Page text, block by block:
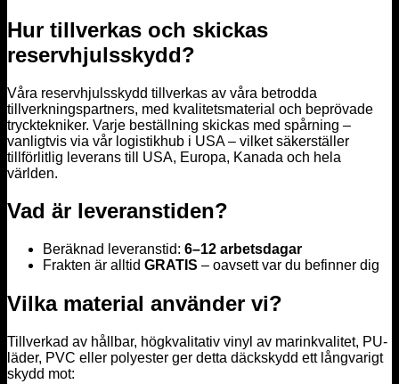
Hur tillverkas och skickas
reservhjulsskydd?
Våra reservhjulsskydd tillverkas av våra betrodda
tillverkningspartners, med kvalitetsmaterial och beprövade
trycktekniker. Varje beställning skickas med spårning –
vanligtvis via vår logistikhub i USA – vilket säkerställer
tillförlitlig leverans till USA, Europa, Kanada och hela
världen.
Vad är leveranstiden?
Beräknad leveranstid: 6–12 arbetsdagar
Frakten är alltid GRATIS – oavsett var du befinner dig
Vilka material använder vi?
Tillverkad av hållbar, högkvalitativ vinyl av marinkvalitet, PU-
läder, PVC eller polyester ger detta däckskydd ett långvarigt
skydd mot: